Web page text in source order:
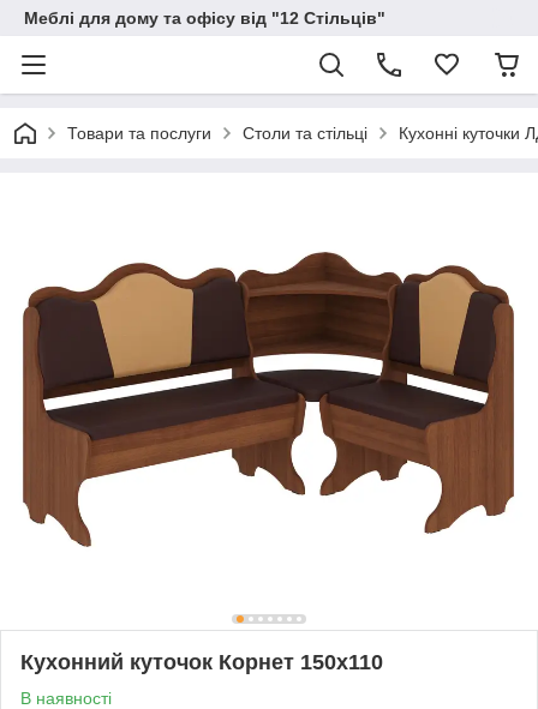
Меблі для дому та офісу від "12 Стільців"
Товари та послуги Столи та стільці Кухонні куточки
Кухонний куточок Корнет 150х110
В наявності